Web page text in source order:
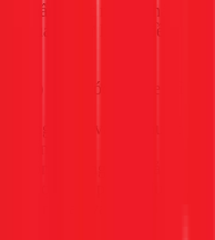
nấm mốc rất dễ phát
quả để xử lý vấn đề
độ) với nước ấm theo tỉ
dung dịch, vắt ráo nước
nấm mốc.
chóng, mang theo cả
bật quạt để phòng được
hoàn toàn và loại bỏ